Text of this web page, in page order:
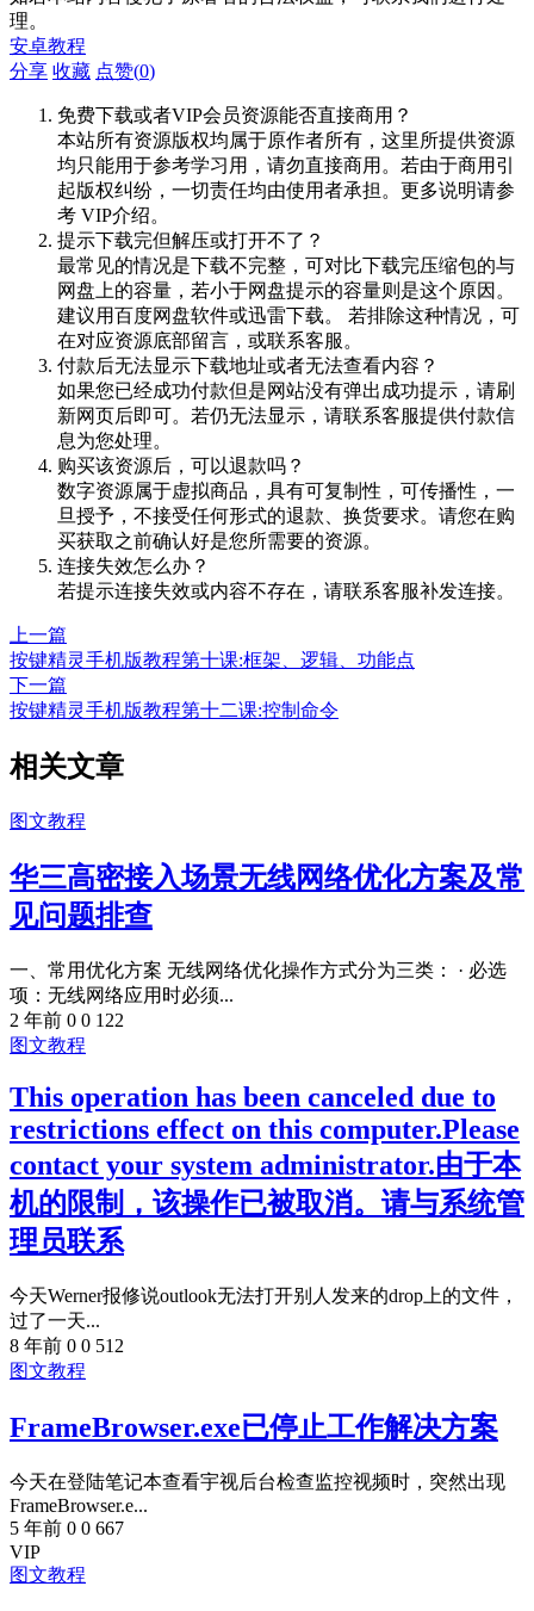
理。
安卓教程
分享 收藏 点赞(0)
免费下载或者VIP会员资源能否直接商用？
本站所有资源版权均属于原作者所有，这里所提供资源
均只能用于参考学习用，请勿直接商用。若由于商用引
起版权纠纷，一切责任均由使用者承担。更多说明请参
考 VIP介绍。
提示下载完但解压或打开不了？
最常见的情况是下载不完整，可对比下载完压缩包的与
网盘上的容量，若小于网盘提示的容量则是这个原因。
建议用百度网盘软件或迅雷下载。 若排除这种情况，可
在对应资源底部留言，或联系客服。
付款后无法显示下载地址或者无法查看内容？
如果您已经成功付款但是网站没有弹出成功提示，请刷
新网页后即可。若仍无法显示，请联系客服提供付款信
息为您处理。
购买该资源后，可以退款吗？
数字资源属于虚拟商品，具有可复制性，可传播性，一
旦授予，不接受任何形式的退款、换货要求。请您在购
买获取之前确认好是您所需要的资源。
连接失效怎么办？
若提示连接失效或内容不存在，请联系客服补发连接。
上一篇
按键精灵手机版教程第十课:框架、逻辑、功能点
下一篇
按键精灵手机版教程第十二课:控制命令
相关文章
图文教程
华三高密接入场景无线网络优化方案及常
见问题排查
一、常用优化方案 无线网络优化操作方式分为三类： · 必选
项：无线网络应用时必须...
2 年前 0 0 122
图文教程
This operation has been canceled due to
restrictions effect on this computer.Please
contact your system administrator.由于本
机的限制，该操作已被取消。请与系统管
理员联系
今天Werner报修说outlook无法打开别人发来的drop上的文件，
过了一天...
8 年前 0 0 512
图文教程
FrameBrowser.exe已停止工作解决方案
今天在登陆笔记本查看宇视后台检查监控视频时，突然出现
FrameBrowser.e...
5 年前 0 0 667
VIP
图文教程